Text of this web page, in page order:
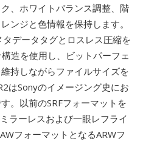
、ホワイトバランス調整、階
ンジと色情報を保持します。
データタグとロスレス圧縮を
造を使用し、ビットパーフェ
持しながらファイルサイズを
はSonyのイメージング史にお
。以前のSRFフォーマットを
ラーレスおよび一眼レフライ
フォーマットとなるARWフ